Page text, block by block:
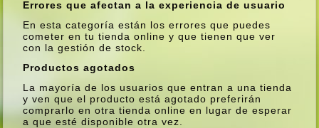
Errores que afectan a la experiencia de usuario
En esta categorí­a están los errores que puedes
cometer en tu tienda online y que tienen que ver
con la gestión de stock.
Productos agotados
La mayorí­a de los usuarios que entran a una tienda
y ven que el producto está agotado preferirán
comprarlo en otra tienda online en lugar de esperar
a que esté disponible otra vez.